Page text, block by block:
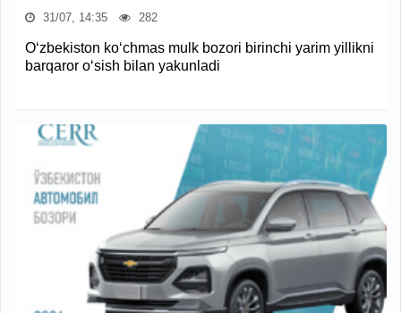
31/07, 14:35 282
O‘zbekiston ko‘chmas mulk bozori birinchi yarim yillikni
barqaror o‘sish bilan yakunladi